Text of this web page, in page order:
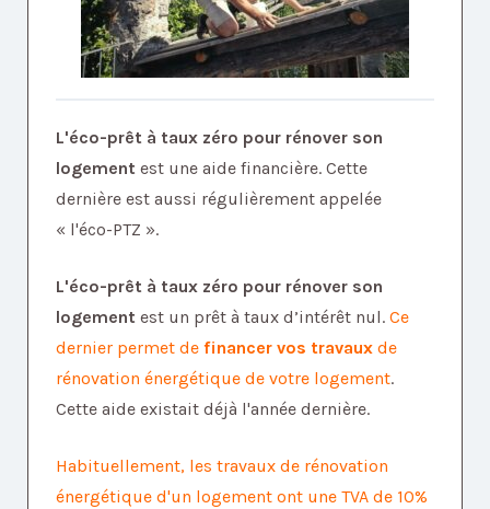
L'éco-prêt à taux zéro pour rénover son
logement est une aide financière. Cette
dernière est aussi régulièrement appelée
« l'éco-PTZ ».
L'éco-prêt à taux zéro pour rénover son
logement est un prêt à taux d’intérêt nul. Ce
dernier permet de financer vos travaux de
rénovation énergétique de votre logement.
Cette aide existait déjà l'année dernière.
Habituellement, les travaux de rénovation
énergétique d'un logement ont une TVA de 10%